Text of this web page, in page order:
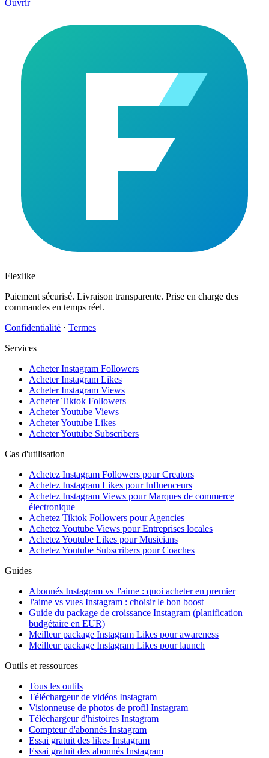
Ouvrir
Flexlike
Paiement sécurisé. Livraison transparente. Prise en charge des
commandes en temps réel.
Confidentialité · Termes
Services
Acheter Instagram Followers
Acheter Instagram Likes
Acheter Instagram Views
Acheter Tiktok Followers
Acheter Youtube Views
Acheter Youtube Likes
Acheter Youtube Subscribers
Cas d'utilisation
Achetez Instagram Followers pour Creators
Achetez Instagram Likes pour Influenceurs
Achetez Instagram Views pour Marques de commerce
électronique
Achetez Tiktok Followers pour Agencies
Achetez Youtube Views pour Entreprises locales
Achetez Youtube Likes pour Musicians
Achetez Youtube Subscribers pour Coaches
Guides
Abonnés Instagram vs J'aime : quoi acheter en premier
J'aime vs vues Instagram : choisir le bon boost
Guide du package de croissance Instagram (planification
budgétaire en EUR)
Meilleur package Instagram Likes pour awareness
Meilleur package Instagram Likes pour launch
Outils et ressources
Tous les outils
Téléchargeur de vidéos Instagram
Visionneuse de photos de profil Instagram
Téléchargeur d'histoires Instagram
Compteur d'abonnés Instagram
Essai gratuit des likes Instagram
Essai gratuit des abonnés Instagram